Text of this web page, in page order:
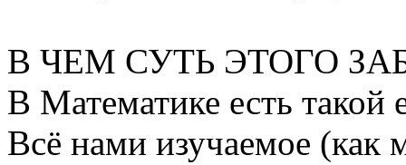
В ЧЕМ СУТЬ ЭТОГО
В Математике есть такой
Всё нами изучаемое